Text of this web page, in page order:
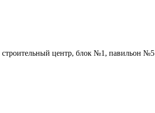
центр, блок №1, павильон №5